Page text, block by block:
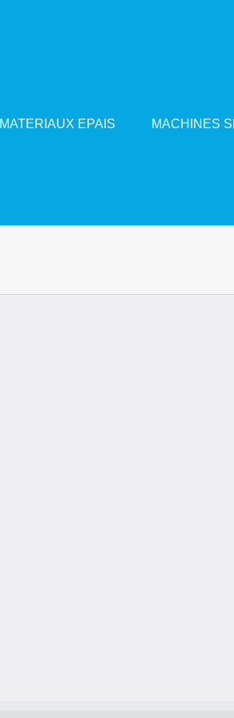
MATERIAUX EPAIS MACHINES